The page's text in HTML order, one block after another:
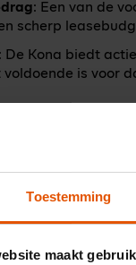
Toestemming
maakt
: Een van de
scherp
: De Kona biedt
is voor
maandprijs.
– ruime SUV
staat bekend als